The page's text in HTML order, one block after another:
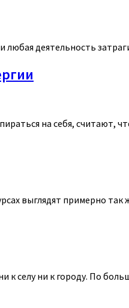
любая деятельность
на себя, считают,
выглядят примерно
к селу ни к городу. По